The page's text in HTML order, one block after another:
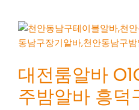
대전룸알바
주밤알바 흥덕